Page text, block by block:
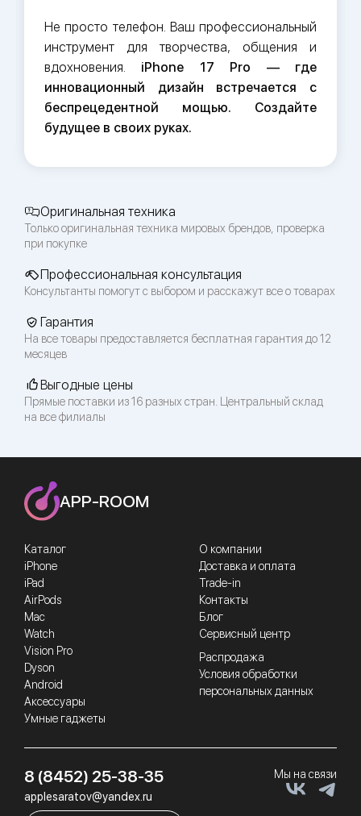
Не просто телефон. Ваш профессиональный
инструмент для творчества, общения и
вдохновения. iPhone 17 Pro — где
инновационный дизайн встречается с
беспрецедентной мощью. Создайте
будущее в своих руках.
Оригинальная техника
Только оригинальная техника мировых брендов, проверка
при покупке
Профессиональная консультация
Консультанты помогут с выбором и расскажут все о товарах
Гарантия
На все товары предоставляется бесплатная гарантия до 12
месяцев
Выгодные цены
Прямые поставки из 16 разных стран. Центральный склад
на все филиалы
Каталог
iPhone
iPad
AirPods
Mac
Watch
Vision Pro
Dyson
Android
Аксессуары
Умные гаджеты
О компании
Доставка и оплата
Trade-in
Контакты
Блог
Сервисный центр
Распродажа
Условия обработки
персональных данных
APP-ROOM
8 (8452) 25-38-35
applesaratov@yandex.ru
Мы на связи